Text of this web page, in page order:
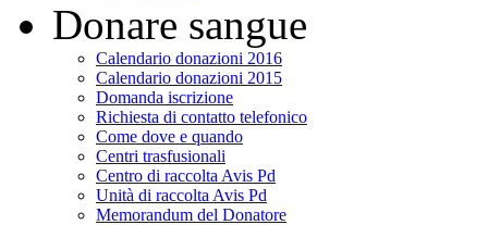
Donare sangue
Calendario donazioni 2016
Calendario donazioni 2015
Domanda iscrizione
Richiesta di contatto telefonico
Come dove e quando
Centri trasfusionali
Centro di raccolta Avis Pd
Unità di raccolta Avis Pd
Memorandum del Donatore